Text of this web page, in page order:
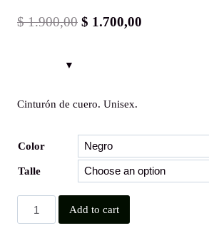
$1.900,00 Original
$ 1.700,00
Cinturón de cuero. Unisex.
Color
Talle
CINTURON
FAN
Add to cart